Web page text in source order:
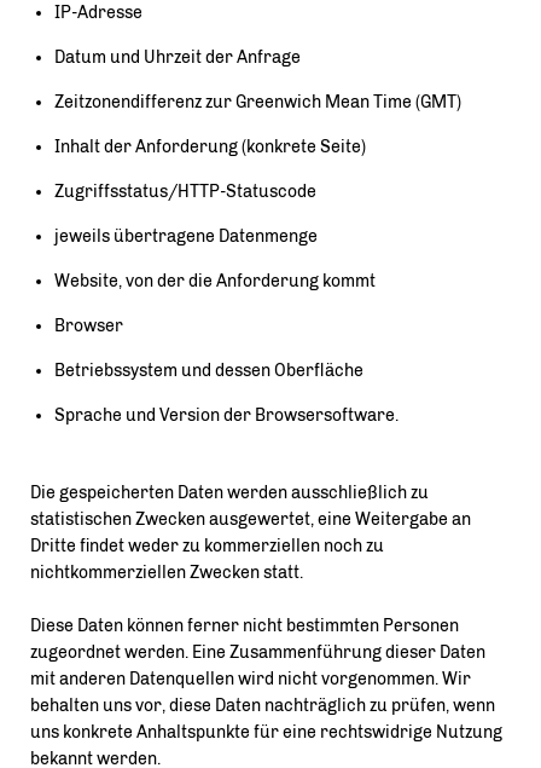
IP-Adresse
Datum und Uhrzeit der Anfrage
Zeitzonendifferenz zur Greenwich Mean Time (GMT)
Inhalt der Anforderung (konkrete Seite)
Zugriffsstatus/HTTP-Statuscode
jeweils übertragene Datenmenge
Website, von der die Anforderung kommt
Browser
Betriebssystem und dessen Oberfläche
Sprache und Version der Browsersoftware.
Die gespeicherten Daten werden ausschließlich zu
statistischen Zwecken ausgewertet, eine Weitergabe an
Dritte findet weder zu kommerziellen noch zu
nichtkommerziellen Zwecken statt.
Diese Daten können ferner nicht bestimmten Personen
zugeordnet werden. Eine Zusammenführung dieser Daten
mit anderen Datenquellen wird nicht vorgenommen. Wir
behalten uns vor, diese Daten nachträglich zu prüfen, wenn
uns konkrete Anhaltspunkte für eine rechtswidrige Nutzung
bekannt werden.